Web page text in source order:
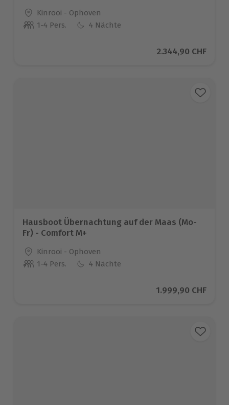
Standort
Kinrooi - Ophoven
Anzahl der Teilnehmer
1-4 Pers. 4 Nächte
Aktueller Preis
2.344,90 CHF
Hausboot Übernachtung auf der Maas (Mo-
Fr) - Comfort M+
Standort
Kinrooi - Ophoven
Anzahl der Teilnehmer
1-4 Pers. 4 Nächte
Aktueller Preis
1.999,90 CHF